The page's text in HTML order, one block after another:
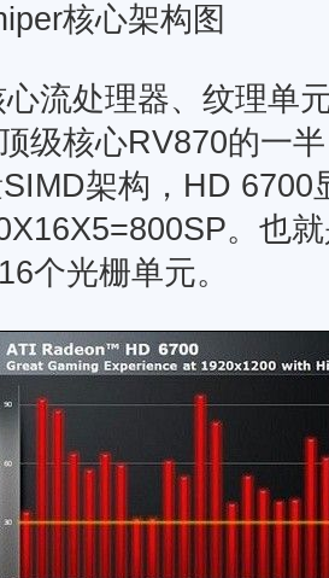
核心架构图
处理器、纹理单元
级核心RV870的一
架构，HD 6700
。也
个光栅单元。